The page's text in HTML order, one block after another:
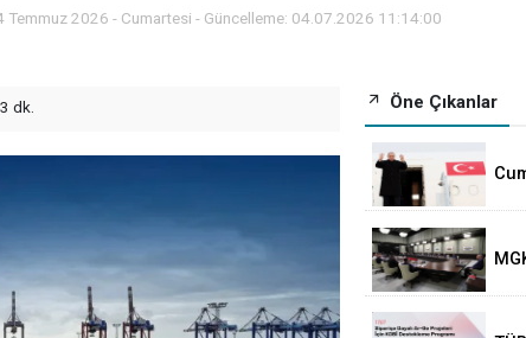
Temmuz 2026 - Cumartesi - Güncelleme: 04.07.2026 11:14:00
dk. Öne Çıkanlar